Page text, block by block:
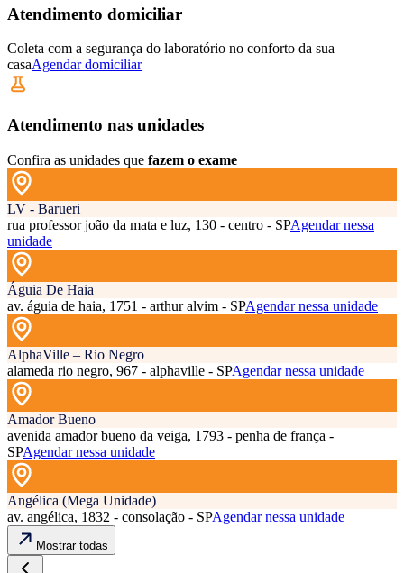
Atendimento domiciliar
Coleta com a segurança do laboratório no conforto da sua
casaAgendar domiciliar
Atendimento nas unidades
Confira as unidades que fazem o exame
LV - Barueri
rua professor joão da mata e luz, 130 - centro - SPAgendar nessa
unidade
Águia De Haia
av. águia de haia, 1751 - arthur alvim - SPAgendar nessa unidade
AlphaVille – Rio Negro
alameda rio negro, 967 - alphaville - SPAgendar nessa unidade
Amador Bueno
avenida amador bueno da veiga, 1793 - penha de frança -
SPAgendar nessa unidade
Angélica (Mega Unidade)
av. angélica, 1832 - consolação - SPAgendar nessa unidade
Mostrar todas